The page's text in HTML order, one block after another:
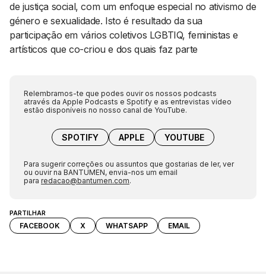
PARTILHAR
FACEBOOK X WHATSAPP EMAIL
de justiça social, com um enfoque especial no ativismo de
género e sexualidade. Isto é resultado da sua
participação em vários coletivos LGBTIQ, feministas e
artísticos que co-criou e dos quais faz parte
Relembramos-te que podes ouvir os nossos podcasts
através da Apple Podcasts e Spotify e as entrevistas vídeo
estão disponíveis no nosso canal de YouTube.
SPOTIFY APPLE YOUTUBE
Para sugerir correções ou assuntos que gostarias de ler, ver
ou ouvir na BANTUMEN, envia-nos um email
para redacao@bantumen.com.